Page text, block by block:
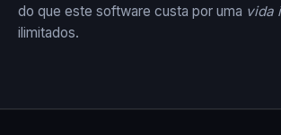
do que este software custa por uma vida
ilimitados.